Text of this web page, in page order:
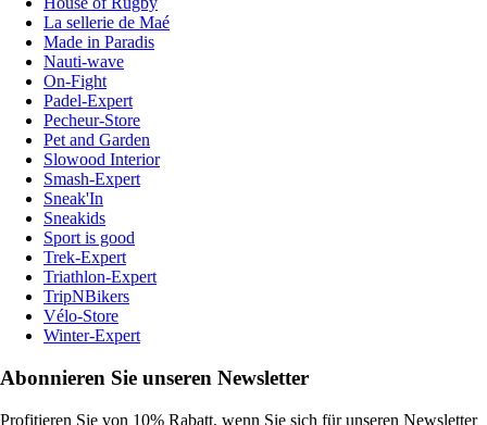
La sellerie de Maé
Made in Paradis
Nauti-wave
On-Fight
Padel-Expert
Pecheur-Store
Pet and Garden
Slowood Interior
Smash-Expert
Sneak'In
Sneakids
Sport is good
Trek-Expert
Triathlon-Expert
TripNBikers
Vélo-Store
Winter-Expert
Abonnieren Sie unseren Newsletter
Profitieren Sie von 10% Rabatt, wenn Sie sich für unseren Newsletter